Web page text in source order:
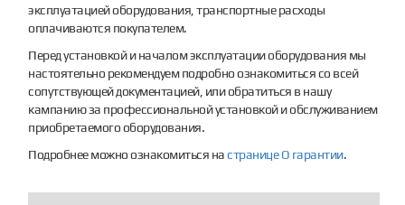
эксплуатацией оборудования, транспортные расходы
оплачиваются покупателем.
Перед установкой и началом эксплуатации оборудования мы
настоятельно рекомендуем подробно ознакомиться со всей
сопутствующей документацией, или обратиться в нашу
кампанию за профессиональной установкой и обслуживанием
приобретаемого оборудования.
Подробнее можно ознакомиться настранице О гарантии.